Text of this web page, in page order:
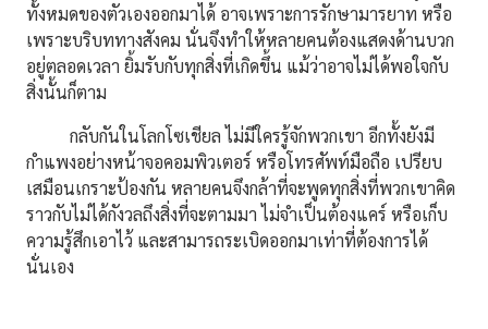
ทั้งหมดของตัวเองออกมาได้ อาจเพราะการรักษามารยาท หรือ
เพราะบริบททางสังคม นั่นจึงทำให้หลายคนต้องแสดงด้านบวก
อยู่ตลอดเวลา ยิ้มรับกับทุกสิ่งที่เกิดขึ้น แม้ว่าอาจไม่ได้พอใจกับ
สิ่งนั้นก็ตาม
กลับกันในโลกโซเชียล ไม่มีใครรู้จักพวกเขา อีกทั้งยังมี
กำแพงอย่างหน้าจอคอมพิวเตอร์ หรือโทรศัพท์มือถือ เปรียบ
เสมือนเกราะป้องกัน หลายคนจึงกล้าที่จะพูดทุกสิ่งที่พวกเขาคิด
ราวกับไม่ได้กังวลถึงสิ่งที่จะตามมา ไม่จำเป็นต้องแคร์ หรือเก็บ
ความรู้สึกเอาไว้ และสามารถระเบิดออกมาเท่าที่ต้องการได้
นั่นเอง